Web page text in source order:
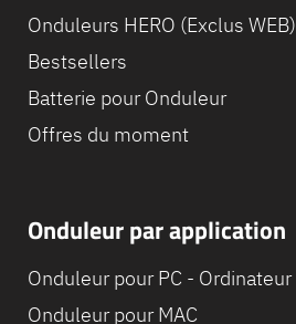
Onduleurs HERO (Exclus WEB)
Bestsellers
Batterie pour Onduleur
Offres du moment
Onduleur par application
Onduleur pour PC - Ordinateur
Onduleur pour MAC